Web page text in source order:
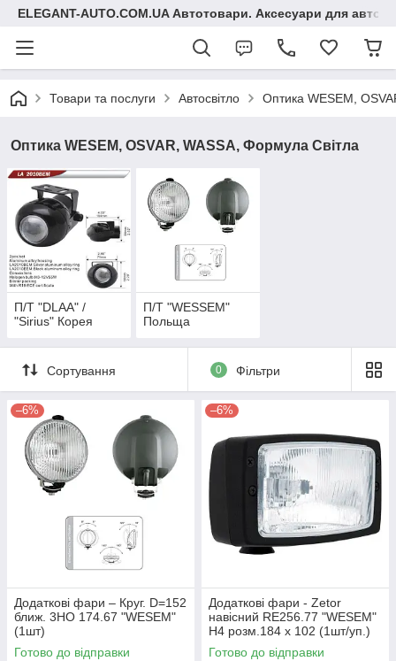
ELEGANT-AUTO.COM.UA Автотовари. Аксесуари для авто
Товари та послуги Автосвітло Оптика WESEM,
Оптика WESEM, OSVAR, WASSA, Формула Світла
П/Т "DLAA" /
"Sirius" Корея
П/Т "WESSEM"
Польща
Сортування 0 Фільтри
–6%
Додаткові фари – Круг. D=152
ближ. 3НО 174.67 "WESEM"
(1шт)
Готово до відправки
–6%
Додаткові фари - Zetor
навісний RE256.77 "WESEM"
H4 розм.184 x 102 (1шт/уп.)
Готово до відправки